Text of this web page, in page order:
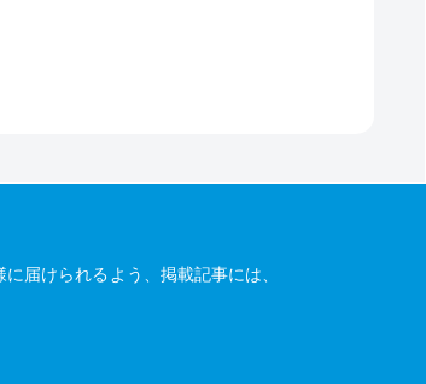
届けられるよう、掲載記事には、